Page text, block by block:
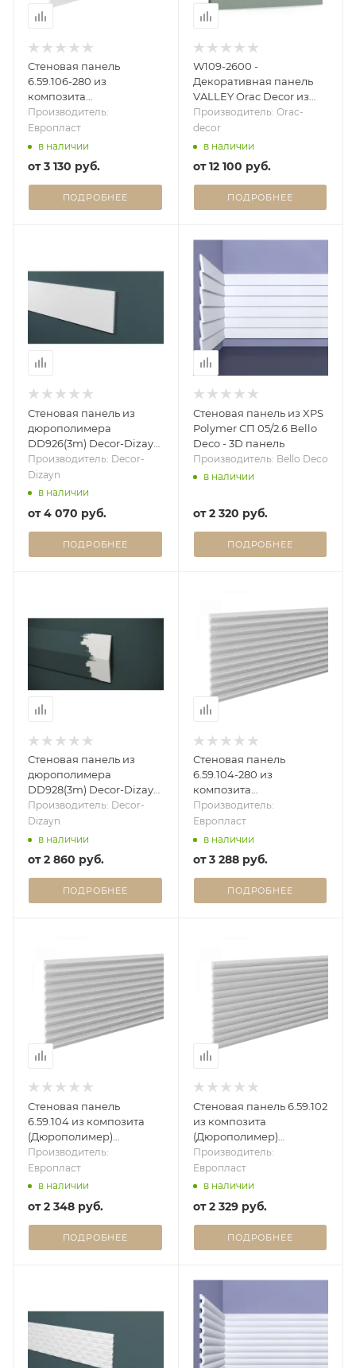
Стеновая панель
6.59.106-280 из
композита
(Дюрополимер)
Европласт - 3D панель
Производитель:
Европласт
в наличии
от3 130 руб.
ПОДРОБНЕЕ
W109-2600 -
Декоративная панель
VALLEY Orac Decor из
полиуретана
Производитель: Orac-
decor
в наличии
от12 100 руб.
ПОДРОБНЕЕ
Стеновая панель из
дюрополимера
DD926(3m) Decor-Dizayn
- 3D панель
Производитель: Decor-
Dizayn
в наличии
от4 070 руб.
ПОДРОБНЕЕ
Стеновая панель из XPS
Polymer СП 05/2.6 Bello
Deco - 3D панель
Производитель: Bello Deco
в наличии
от2 320 руб.
ПОДРОБНЕЕ
Стеновая панель из
дюрополимера
DD928(3m) Decor-Dizayn
- 3D панель
Производитель: Decor-
Dizayn
в наличии
от2 860 руб.
ПОДРОБНЕЕ
Стеновая панель
6.59.104-280 из
композита
(Дюрополимер)
Европласт - 3D панель
Производитель:
Европласт
в наличии
от3 288 руб.
ПОДРОБНЕЕ
Стеновая панель
6.59.104 из композита
(Дюрополимер)
Европласт - 3D панель
Производитель:
Европласт
в наличии
от2 348 руб.
ПОДРОБНЕЕ
Стеновая панель 6.59.102
из композита
(Дюрополимер)
Европласт - 3D панель
Производитель:
Европласт
в наличии
от2 329 руб.
ПОДРОБНЕЕ